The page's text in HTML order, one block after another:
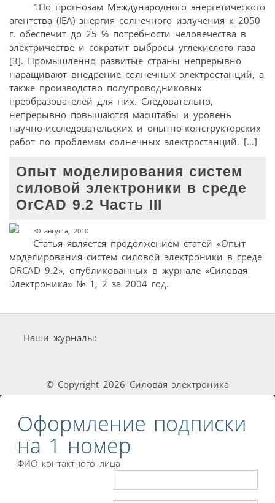
1По прогнозам Международного энергетического
агентства (IEA) энергия солнечного излучения к 2050
г. обеспечит до 25 % потребности человечества в
электричестве и сократит выбросы углекислого газа
[3]. Промышленно развитые страны непрерывно
наращивают внедрение солнечных электростанций, а
также производство полупроводниковых
преобразователей для них. Следовательно,
непрерывно повышаются масштабы и уровень
научно-исследовательских и опытно-конструкторских
работ по проблемам солнечных электростанций. […]
Опыт моделирования систем
силовой электроники в среде
OrCAD 9.2 Часть III
30 августа, 2010
Статья является продолжением статей «Опыт
моделирования систем силовой электроники в среде
ORCAD 9.2», опубликованных в журнале «Силовая
Электроника» № 1, 2 за 2004 год.
Наши журналы:
© Copyright 2026 Силовая электроника
Оформление подписки
на 1 номер
ФИО контактного лица